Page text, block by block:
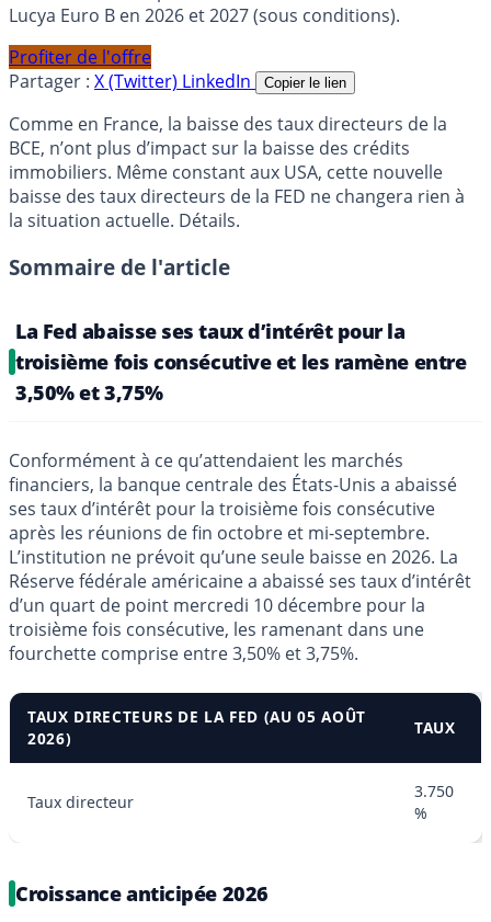
Lucya Euro B en 2026 et 2027 (sous conditions).
Profiter de l'offre
Partager : X (Twitter) LinkedIn Copier le lien
Comme en France, la baisse des taux directeurs de la
BCE, n’ont plus d’impact sur la baisse des crédits
immobiliers. Même constant aux USA, cette nouvelle
baisse des taux directeurs de la FED ne changera rien à
la situation actuelle. Détails.
Sommaire de l'article
La Fed abaisse ses taux d’intérêt pour la
troisième fois consécutive et les ramène entre
3,50% et 3,75%
Conformément à ce qu’attendaient les marchés
financiers, la banque centrale des États-Unis a abaissé
ses taux d’intérêt pour la troisième fois consécutive
après les réunions de fin octobre et mi-septembre.
L’institution ne prévoit qu’une seule baisse en 2026. La
Réserve fédérale américaine a abaissé ses taux d’intérêt
d’un quart de point mercredi 10 décembre pour la
troisième fois consécutive, les ramenant dans une
fourchette comprise entre 3,50% et 3,75%.
TAUX DIRECTEURS DE LA FED (AU 05 AOÛT
2026)
TAUX
Taux directeur
3.750
%
Croissance anticipée 2026